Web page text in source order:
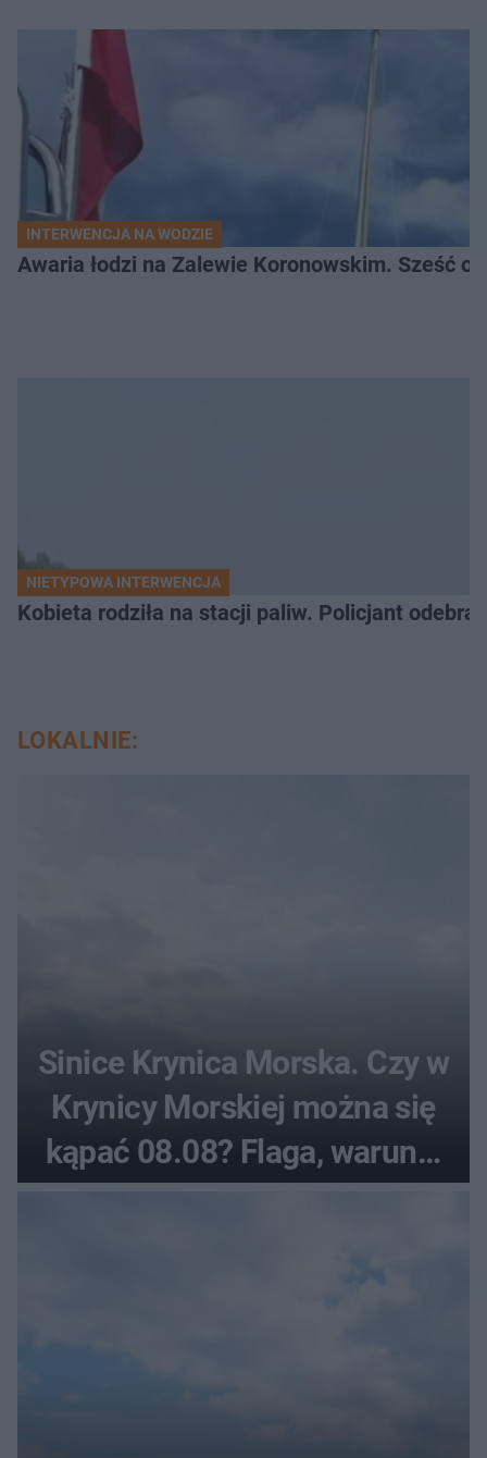
INTERWENCJA NA WODZIE
Awaria łodzi na Zalewie Koronowskim. Sześć
NIETYPOWA INTERWENCJA
Kobieta rodziła na stacji paliw. Policjant
LOKALNIE:
Sinice Krynica Morska. Czy w
Krynicy Morskiej można się
kąpać 08.08? Flaga, warunki
pogodowe